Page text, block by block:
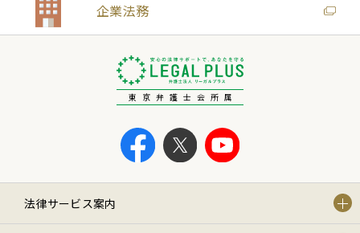
企業法務
東京弁護士会所属
法律サービス案内